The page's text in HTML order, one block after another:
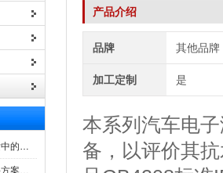
整车环境试验舱在汽车研发中的作用
非标环境试验箱定制化解决方案在可靠性测试中的重要性
产品介绍
品牌 其他品牌
加工定制 是
本系列汽车电子
备，以评价其